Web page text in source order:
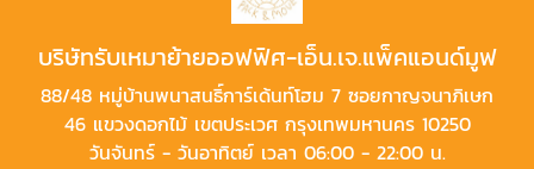
บริษัทรับเหมาย้ายออฟฟิศ-เอ็น.เจ.แพ็คแอนด์มูฟ
88/48 หมู่บ้านพนาสนธิ์การ์เด้นท์โฮม 7 ซอยกาญจนาภิเษก
46 แขวงดอกไม้ เขตประเวศ กรุงเทพมหานคร 10250
วันจันทร์ - วันอาทิตย์ เวลา 06:00 - 22:00 น.